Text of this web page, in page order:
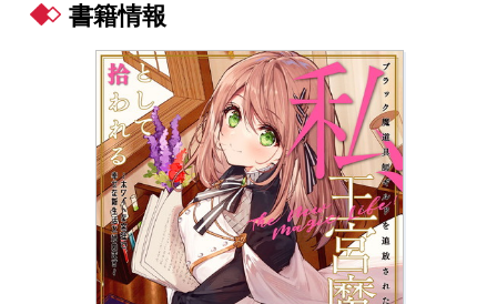
グッズ
会社情報 採用情報
スクウェア・エニックス サイト内検索
書籍情報